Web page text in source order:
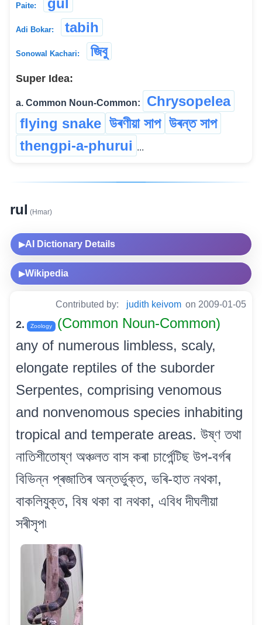
Paite: gul
Adi Bokar: tabih
Sonowal Kachari: জিবু
Super Idea:
a. Common Noun-Common:
Chrysopelea
flying snake উৰণীয়া সাপ উৰন্ত সাপ
thengpi-a-phurui ...
rul (Hmar)
▶AI Dictionary Details
▶Wikipedia
Contributed by: judith keivom on 2009-01-05
2. Zoology
(Common Noun-Common)
any of numerous limbless, scaly,
elongate reptiles of the suborder
Serpentes, comprising venomous
and nonvenomous species inhabiting
tropical and temperate areas. উষ্ণ তথা
নাতিশীতোষ্ণ অঞ্চলত বাস কৰা চাৰ্পেন্টিছ উপ-বৰ্গৰ
বিভিন্ন প্ৰজাতিৰ অন্তৰ্ভুক্ত, ভৰি-হাত নথকা,
বাকলিযুক্ত, বিষ থকা বা নথকা, এবিধ দীঘলীয়া
সৰীসৃপ৷